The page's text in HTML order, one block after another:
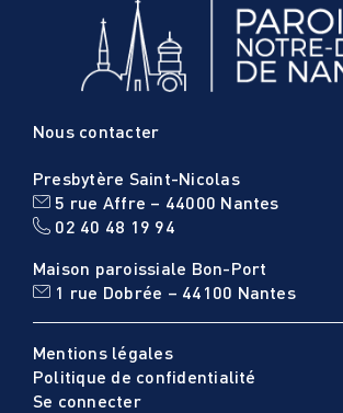
Nous contacter
Presbytère Saint-Nicolas
5 rue Affre – 44000 Nantes
02 40 48 19 94
Maison paroissiale Bon-Port
1 rue Dobrée – 44100 Nantes
Mentions légales
Politique de confidentialité
Se connecter